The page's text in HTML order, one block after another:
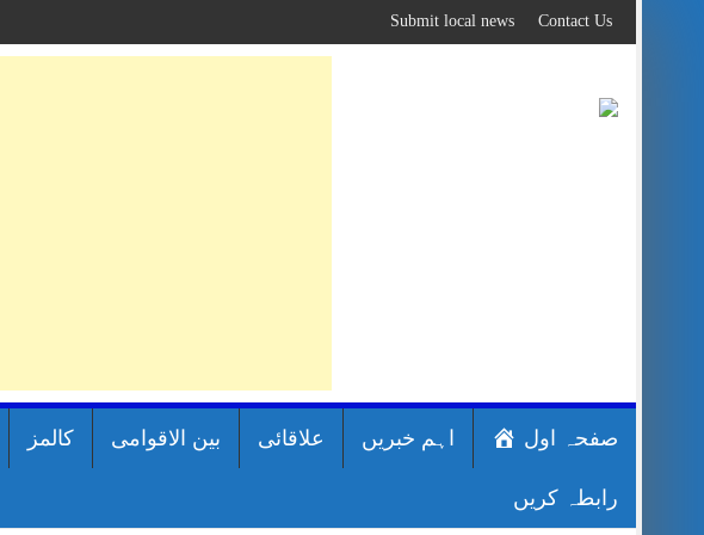
to
content
Contact Us
Submit local news
صفحہ اول اہم خبریں علاقائی بین الاقوامی کالمز
رابطہ کریں